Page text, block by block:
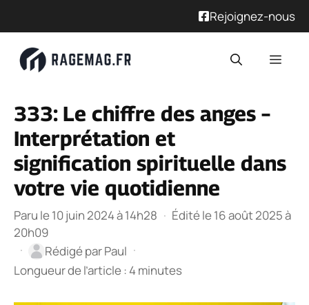
Rejoignez-nous
333: Le chiffre des anges –
Interprétation et
signification spirituelle dans
votre vie quotidienne
Paru le 10 juin 2024 à 14h28 · Édité le 16 août 2025 à
20h09
·
Rédigé parPaul ·
Longueur de l’article : 4 minutes